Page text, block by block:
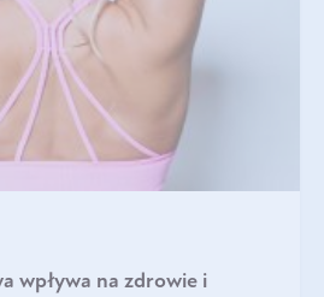
wpływa na zdrowie i